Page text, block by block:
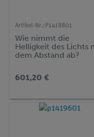
Artikel-Nr.: P1418801
Wie nimmt die
Helligkeit des Lichts
dem Abstand ab?
601,20 €